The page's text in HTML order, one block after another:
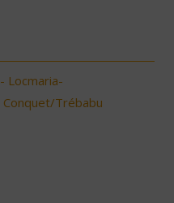
Locmaria-
Trébabu